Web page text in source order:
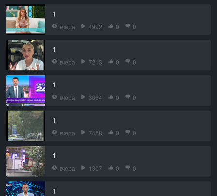
1
вчера 4992 0 0
1
вчера 7213 0 0
1
вчера 3664 0 0
1
вчера 7458 0 0
1
вчера 1307 0 0
1